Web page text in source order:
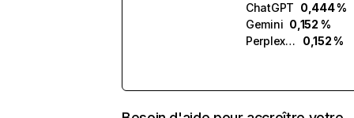
ChatGPT 0,444 %
Gemini 0,152 %
Perplexity
0,152 %